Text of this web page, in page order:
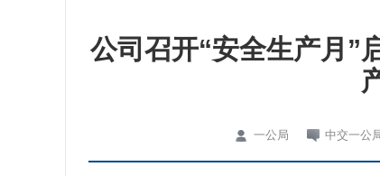
公司召开“安全生产月”
一公局 中交一公